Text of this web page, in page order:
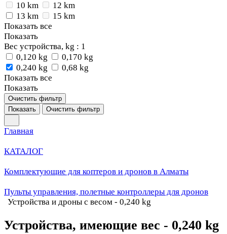
10 km
12 km
13 km
15 km
Показать все
Показать
Вес устройства, kg : 1
0,120 kg
0,170 kg
0,240 kg
0,68 kg
Показать все
Показать
Очистить фильтр
Показать
Очистить фильтр
Главная
КАТАЛОГ
Комплектующие для коптеров и дронов в Алматы
Пульты управления, полетные контроллеры для дронов
Устройства и дроны с весом - 0,240 kg
Устройства, имеющие вес - 0,240 kg